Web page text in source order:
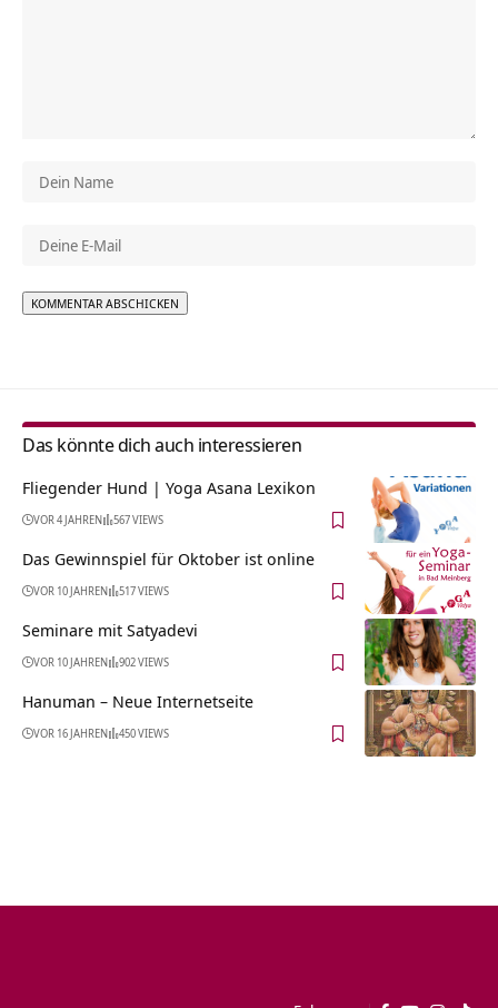
Das könnte dich auch interessieren
Fliegender Hund | Yoga Asana Lexikon
VOR 4 JAHREN 567 VIEWS
Das Gewinnspiel für Oktober ist online
VOR 10 JAHREN 517 VIEWS
Seminare mit Satyadevi
VOR 10 JAHREN 902 VIEWS
Hanuman – Neue Internetseite
VOR 16 JAHREN 450 VIEWS